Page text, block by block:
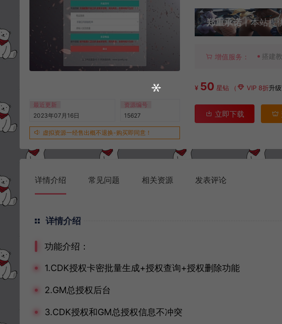
最近更新
2023年07月16日
资源编号
15627
虚拟资源一经售出概不退换-购买即同意！
郑重承诺丨本站提
增值服务： 搭建
¥ 50 星钻 （ VIP 8折升
立即下载
详情介绍 常见问题 相关资源 发表评论
详情介绍
功能介绍：
1.CDK授权卡密批量生成+授权查询+授权删除功能
2.GM总授权后台
3.CDK授权和GM总授权信息不冲突